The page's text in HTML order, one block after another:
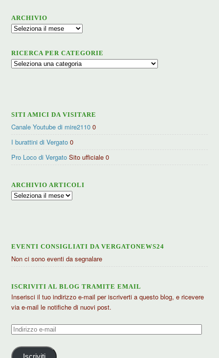
ARCHIVIO
Archivio
RICERCA PER CATEGORIE
Ricerca
SITI AMICI DA VISITARE
Canale Youtube di mire2110 0
I burattini di Vergato 0
Pro Loco di Vergato Sito ufficiale 0
ARCHIVIO ARTICOLI
Archivio
EVENTI CONSIGLIATI DA VERGATONEWS24
Non ci sono eventi da segnalare
ISCRIVITI AL BLOG TRAMITE EMAIL
Inserisci il tuo indirizzo e-mail per iscriverti a questo blog, e ricevere
via e-mail le notifiche di nuovi post.
Indirizzo
mail